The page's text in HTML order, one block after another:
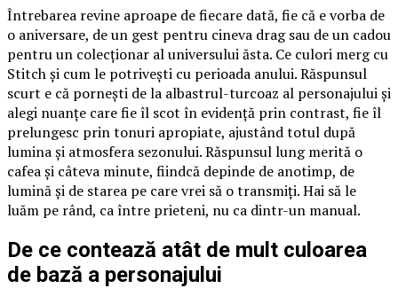
Întrebarea revine aproape de fiecare dată, fie că e vorba de
o aniversare, de un gest pentru cineva drag sau de un cadou
pentru un colecționar al universului ăsta. Ce culori merg cu
Stitch și cum le potrivești cu perioada anului. Răspunsul
scurt e că pornești de la albastrul-turcoaz al personajului și
alegi nuanțe care fie îl scot în evidență prin contrast, fie îl
prelungesc prin tonuri apropiate, ajustând totul după
lumina și atmosfera sezonului. Răspunsul lung merită o
cafea și câteva minute, fiindcă depinde de anotimp, de
lumină și de starea pe care vrei să o transmiți. Hai să le
luăm pe rând, ca între prieteni, nu ca dintr-un manual.
De ce contează atât de mult culoarea
de bază a personajului